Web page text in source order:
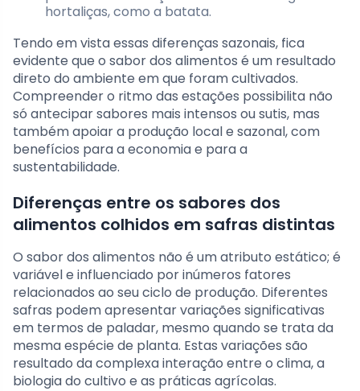
hortaliças, como a batata.
Tendo em vista essas diferenças sazonais, fica
evidente que o sabor dos alimentos é um resultado
direto do ambiente em que foram cultivados.
Compreender o ritmo das estações possibilita não
só antecipar sabores mais intensos ou sutis, mas
também apoiar a produção local e sazonal, com
benefícios para a economia e para a
sustentabilidade.
Diferenças entre os sabores dos
alimentos colhidos em safras distintas
O sabor dos alimentos não é um atributo estático; é
variável e influenciado por inúmeros fatores
relacionados ao seu ciclo de produção. Diferentes
safras podem apresentar variações significativas
em termos de paladar, mesmo quando se trata da
mesma espécie de planta. Estas variações são
resultado da complexa interação entre o clima, a
biologia do cultivo e as práticas agrícolas.